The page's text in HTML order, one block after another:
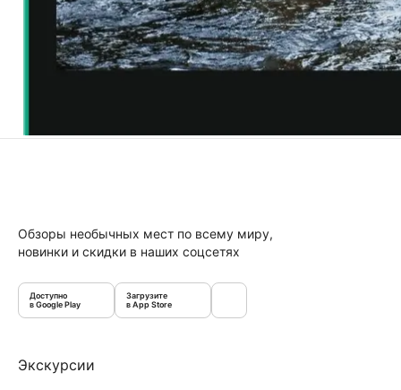
Обзоры необычных мест по всему миру,
новинки и скидки в наших соцсетях
Доступно
в Google Play
Загрузите
в App Store
Экскурсии